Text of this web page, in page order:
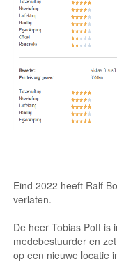
Eind 2022 heeft Ralf
verlaten.
De heer Tobias Pott is
medebestuurder en
op een nieuwe locatie